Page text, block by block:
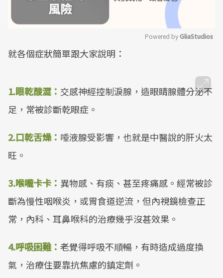
Powered by GliaStudios
就各個症狀簡單跟大家說明：
1.眼乾酸澀： 交感神經控制淚腺，造眼睛腺體分泌不
足，常被診斷乾眼症。
2.口乾舌燥： 唾液腺受影響，也就是中醫說的肝火太
旺。
3.喉嚨卡卡： 異物感、有痰、甚至疼痛感。經常被診
斷為慢性咽喉炎，或胃食道逆流，但內視鏡檢查正
常，內科、耳鼻喉科的治療幾乎沒甚效果。
4.呼吸困難： 老覺得呼吸不順暢，有時造成過度換
氣，治療住要靠抗焦慮的鎮定劑。